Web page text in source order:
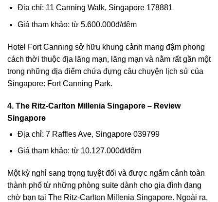
Địa chỉ: 11 Canning Walk, Singapore 178881
Giá tham khảo: từ 5.600.000đ/đêm
Hotel Fort Canning sở hữu khung cảnh mang đậm phong
cách thời thuộc địa lãng mạn, lãng mạn và nằm rất gần một
trong những địa điểm chứa đựng câu chuyện lịch sử của
Singapore: Fort Canning Park.
4. The Ritz-Carlton Millenia Singapore – Review
Singapore
Địa chỉ: 7 Raffles Ave, Singapore 039799
Giá tham khảo: từ 10.127.000đ/đêm
Một kỳ nghỉ sang trọng tuyệt đối và được ngắm cảnh toàn
thành phố từ những phòng suite dành cho gia đình đang
chờ bạn tại The Ritz-Carlton Millenia Singapore. Ngoài ra,